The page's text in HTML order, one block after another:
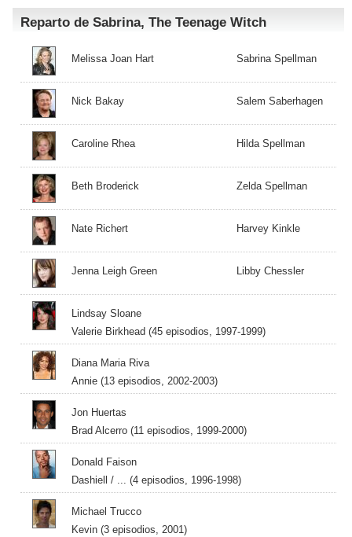
Reparto de Sabrina, The Teenage Witch
Melissa Joan Hart Sabrina Spellman
Nick Bakay Salem Saberhagen
Caroline Rhea Hilda Spellman
Beth Broderick Zelda Spellman
Nate Richert Harvey Kinkle
Jenna Leigh Green Libby Chessler
Lindsay Sloane
Valerie Birkhead (45 episodios, 1997-1999)
Diana Maria Riva
Annie (13 episodios, 2002-2003)
Jon Huertas
Brad Alcerro (11 episodios, 1999-2000)
Donald Faison
Dashiell / ... (4 episodios, 1996-1998)
Michael Trucco
Kevin (3 episodios, 2001)